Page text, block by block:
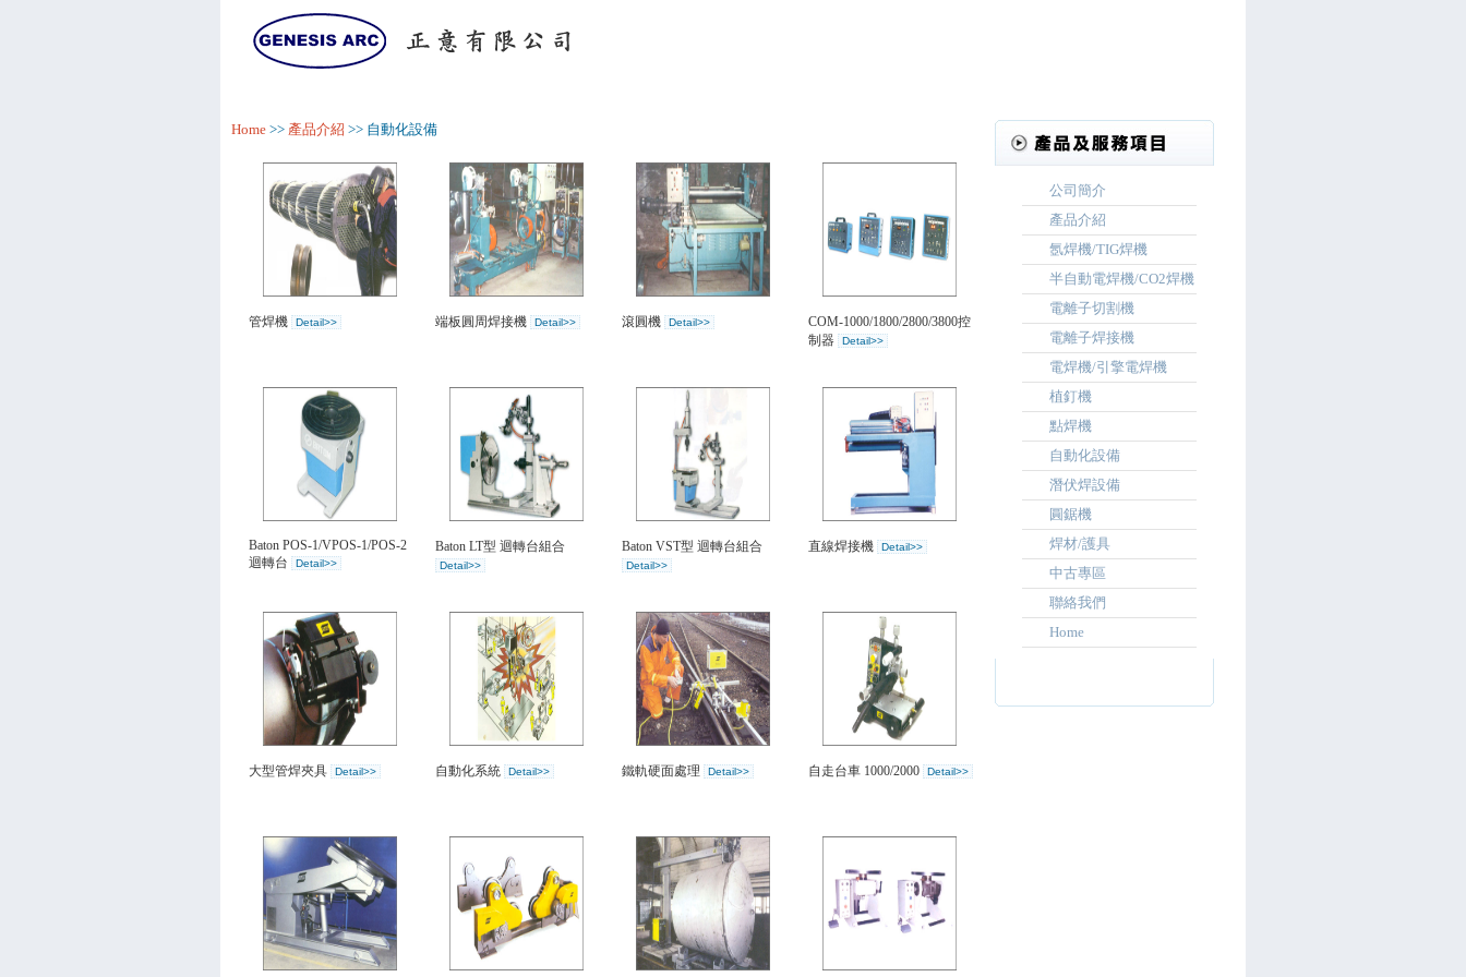
Home >> 產品介紹 >> 自動化設備
管焊機 Detail>> 端板圓周焊接機 Detail>> 滾圓機 Detail>>
COM-1000/1800/2800/3800控
制器
Detail>>
Baton POS-1/VPOS-1/POS-2
迴轉台
Detail>>
Baton LT型 迴轉台組合
Detail>>
Baton VST型 迴轉台組合
Detail>>
直線焊接機 Detail>>
大型管焊夾具 Detail>> 自動化系統 Detail>> 鐵軌硬面處理 Detail>> 自走台車 1000/2000 Detail>>
公司簡介
產品介紹
氬焊機/TIG焊機
半自動電焊機/CO2焊機
電離子切割機
電離子焊接機
電焊機/引擎電焊機
植釘機
點焊機
自動化設備
潛伏焊設備
圓鋸機
焊材/護具
中古專區
聯絡我們
Home